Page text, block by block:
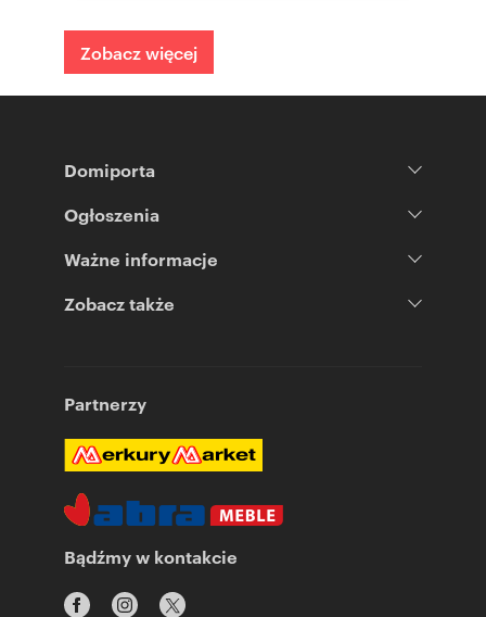
Zobacz więcej
Domiporta
Ogłoszenia
Ważne informacje
Zobacz także
Partnerzy
Bądźmy w kontakcie